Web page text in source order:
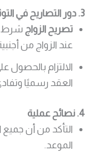
3. دور التصاريح في التوثيق
تصريح الزواج شرط
عند الزواج من
الالتزام
العقد رسميًا
4. نصائح عملية
التأكد من أن جميع
الموعد.